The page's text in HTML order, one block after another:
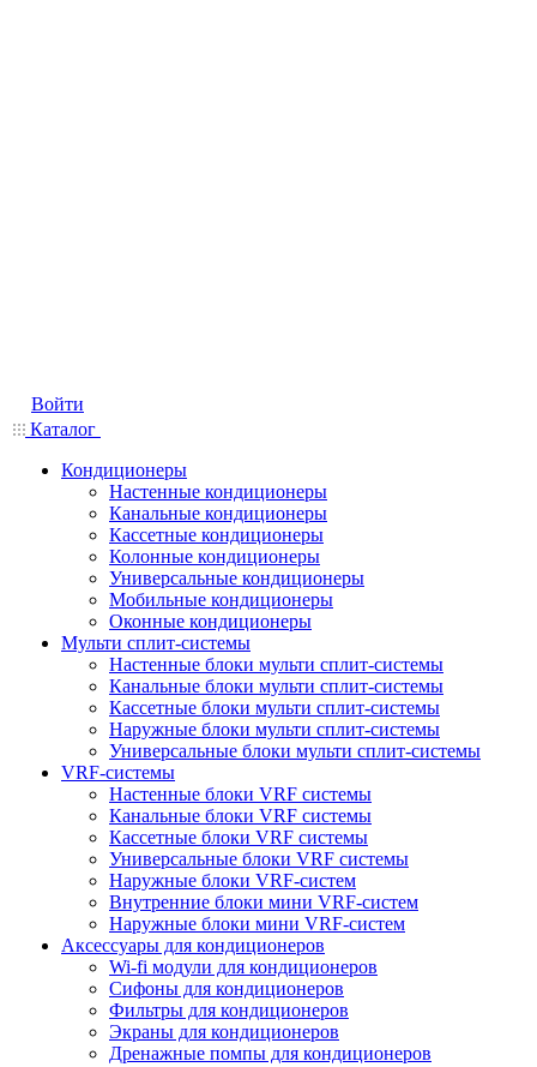
Войти
Каталог
Кондиционеры
Настенные кондиционеры
Канальные кондиционеры
Кассетные кондиционеры
Колонные кондиционеры
Универсальные кондиционеры
Мобильные кондиционеры
Оконные кондиционеры
Мульти сплит-системы
Настенные блоки мульти сплит-системы
Канальные блоки мульти сплит-системы
Кассетные блоки мульти сплит-системы
Наружные блоки мульти сплит-системы
Универсальные блоки мульти сплит-системы
VRF-системы
Настенные блоки VRF системы
Канальные блоки VRF системы
Кассетные блоки VRF системы
Универсальные блоки VRF системы
Наружные блоки VRF-систем
Внутренние блоки мини VRF-систем
Наружные блоки мини VRF-систем
Аксессуары для кондиционеров
Wi-fi модули для кондиционеров
Сифоны для кондиционеров
Фильтры для кондиционеров
Экраны для кондиционеров
Дренажные помпы для кондиционеров